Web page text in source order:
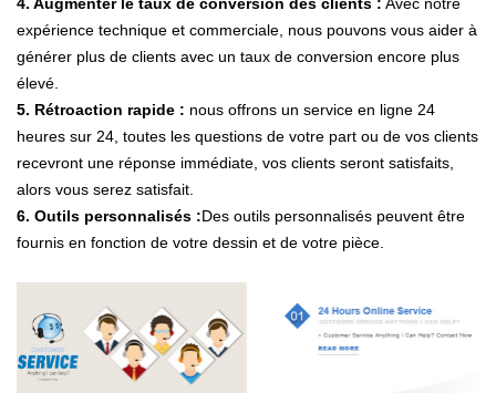
4. Augmenter le taux de conversion des clients : Avec notre
expérience technique et commerciale, nous pouvons vous aider à
générer plus de clients avec un taux de conversion encore plus
élevé.
5. Rétroaction rapide : nous offrons un service en ligne 24
heures sur 24, toutes les questions de votre part ou de vos clients
recevront une réponse immédiate, vos clients seront satisfaits,
alors vous serez satisfait.
6. Outils personnalisés :Des outils personnalisés peuvent être
fournis en fonction de votre dessin et de votre pièce.